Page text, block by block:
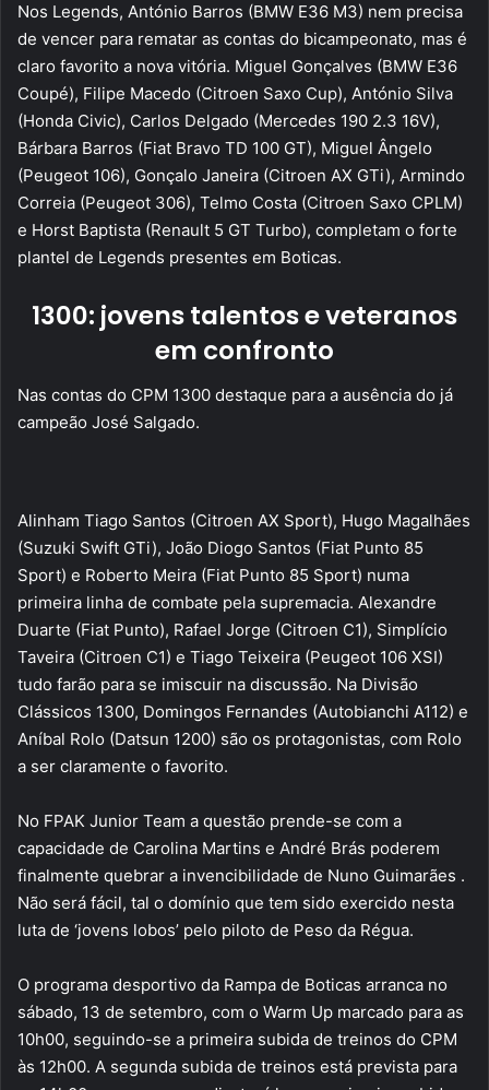
Nos Legends, António Barros (BMW E36 M3) nem precisa
de vencer para rematar as contas do bicampeonato, mas é
claro favorito a nova vitória. Miguel Gonçalves (BMW E36
Coupé), Filipe Macedo (Citroen Saxo Cup), António Silva
(Honda Civic), Carlos Delgado (Mercedes 190 2.3 16V),
Bárbara Barros (Fiat Bravo TD 100 GT), Miguel Ângelo
(Peugeot 106), Gonçalo Janeira (Citroen AX GTi), Armindo
Correia (Peugeot 306), Telmo Costa (Citroen Saxo CPLM)
e Horst Baptista (Renault 5 GT Turbo), completam o forte
plantel de Legends presentes em Boticas.
1300: jovens talentos e veteranos
em confronto
Nas contas do CPM 1300 destaque para a ausência do já
campeão José Salgado.
Alinham Tiago Santos (Citroen AX Sport), Hugo Magalhães
(Suzuki Swift GTi), João Diogo Santos (Fiat Punto 85
Sport) e Roberto Meira (Fiat Punto 85 Sport) numa
primeira linha de combate pela supremacia. Alexandre
Duarte (Fiat Punto), Rafael Jorge (Citroen C1), Simplício
Taveira (Citroen C1) e Tiago Teixeira (Peugeot 106 XSI)
tudo farão para se imiscuir na discussão. Na Divisão
Clássicos 1300, Domingos Fernandes (Autobianchi A112) e
Aníbal Rolo (Datsun 1200) são os protagonistas, com Rolo
a ser claramente o favorito.
No FPAK Junior Team a questão prende-se com a
capacidade de Carolina Martins e André Brás poderem
finalmente quebrar a invencibilidade de Nuno Guimarães .
Não será fácil, tal o domínio que tem sido exercido nesta
luta de ‘jovens lobos’ pelo piloto de Peso da Régua.
O programa desportivo da Rampa de Boticas arranca no
sábado, 13 de setembro, com o Warm Up marcado para as
10h00, seguindo-se a primeira subida de treinos do CPM
às 12h00. A segunda subida de treinos está prevista para